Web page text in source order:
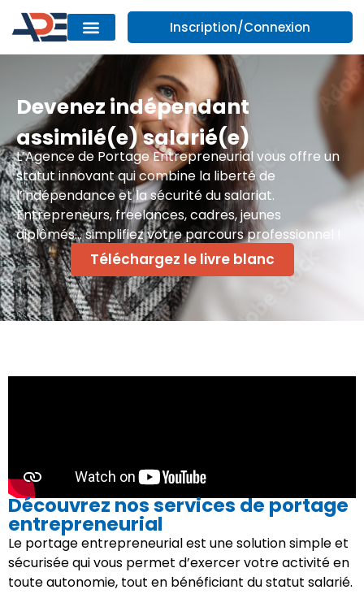
Inscription/Connexion
Devenez indépendant
assimilé(e) salarié(e)
L’Agence de Portage Entrepreneurial vous offre un
statut innovant qui combine la liberté de
l’indépendance et la sécurité du salariat.
Entrepreneurs, freelances, cadres, jeunes
diplômés… simplifiez votre parcours professionnel !
Téléchargez le livre blanc
Découvrez nos services de portage
entrepreneurial
Le portage entrepreneurial est une solution simple et
sécurisée qui vous permet d’exercer votre activité en
toute autonomie, tout en bénéficiant du statut salarié.